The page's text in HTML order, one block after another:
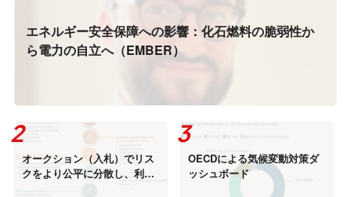
エネルギー安全保障への影響：化石燃料の脆弱性か
ら電力の自立へ（EMBER）
オークション（入札）でリス
クをより公平に分散し、利益
を最大化できる方法 (IRENA)
OECDによる気候変動対策ダ
ッシュボード